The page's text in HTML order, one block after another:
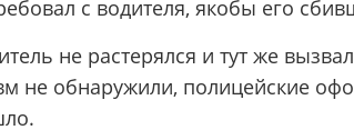
с водителя, якобы его
не растерялся и тут же
не обнаружили, полицейские